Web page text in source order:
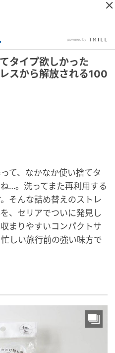
タイプ欲しかった
スから解放される100
て、なかなか使い捨てタ
…。洗ってまた再利用する
そんな詰め替えのストレ
、セリアでついに発見し
まりやすいコンパクトサ
しい旅行前の強い味方で